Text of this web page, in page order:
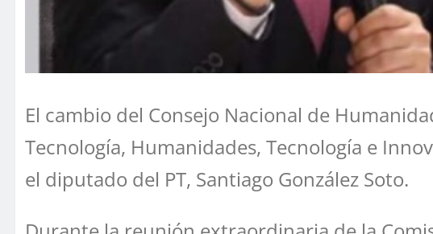
El cambio del Consejo Nacional de
Tecnología, Humanidades, Tecnología e
el diputado del PT, Santiago González Soto.